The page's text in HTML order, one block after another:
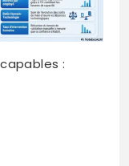
: